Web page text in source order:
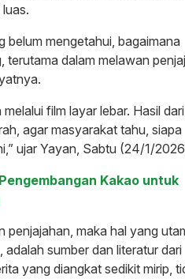
belum mengetahui, bagaimana
terutama dalam melawan
film layar lebar. Hasil dari
agar masyarakat tahu, siapa
ujar Yayan, Sabtu (24/1/
Kakao untuk
penjajahan, maka hal yang
sumber dan literatur dari
yang diangkat sedikit mirip,